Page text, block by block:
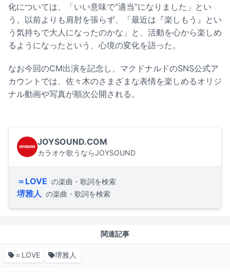
化については、「いい意味で“適当”になりました」とい
う。以前よりも肩肘を張らず、「最近は『楽しもう』とい
う気持ちで大人になったのかな」と、活動を心から楽しめ
るようになったという、心境の変化を語った。
なお今回のCM出演を記念し、マクドナルドのSNS公式ア
カウントでは、佐々木のさまざまな表情を楽しめるオリジ
ナル動画や写真が順次公開される。
JOYSOUND.COM
カラオケ歌うならJOYSOUND
＝LOVE の楽曲・歌詞を検索
堺雅人 の楽曲・歌詞を検索
関連記事
＝LOVE 堺雅人